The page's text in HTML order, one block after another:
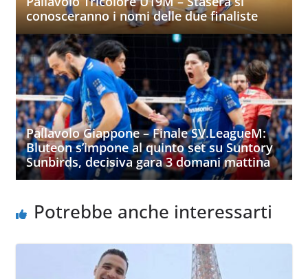
conosceranno i nomi delle due finaliste
Pallavolo Giappone – Finale SV.LeagueM:
Bluteon s’impone al quinto set su Suntory
Sunbirds, decisiva gara 3 domani mattina
Potrebbe anche interessarti